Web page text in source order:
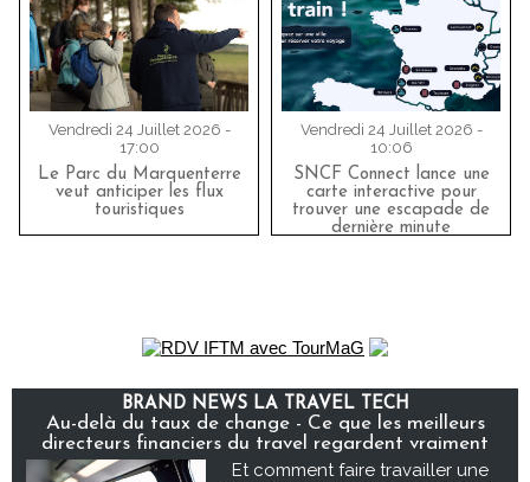
Vendredi 24 Juillet 2026 -
17:00
Le Parc du Marquenterre
veut anticiper les flux
touristiques
Vendredi 24 Juillet 2026 -
10:06
SNCF Connect lance une
carte interactive pour
trouver une escapade de
dernière minute
BRAND NEWS LA TRAVEL TECH
Au-delà du taux de change - Ce que les meilleurs
directeurs financiers du travel regardent vraiment
Et comment faire travailler une